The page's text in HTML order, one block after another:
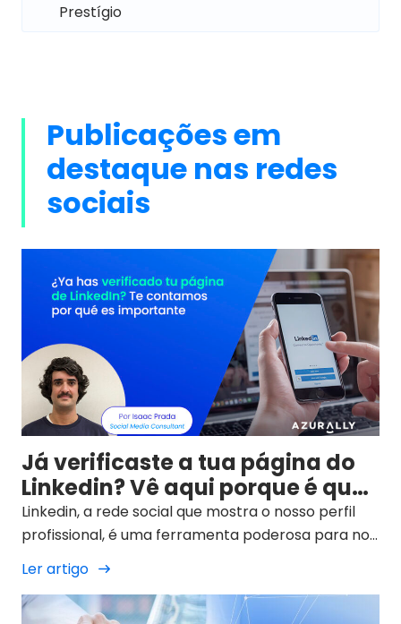
Prestígio
Publicações em
destaque nas redes
sociais
Já verificaste a tua página do
Linkedin? Vê aqui porque é que
é importante
Linkedin, a rede social que mostra o nosso perfil
profissional, é uma ferramenta poderosa para nos
e a potenciais clientes. Os seus utilizadores
continuam a crescer e, em 2023, atingiram 746
Ler artigo